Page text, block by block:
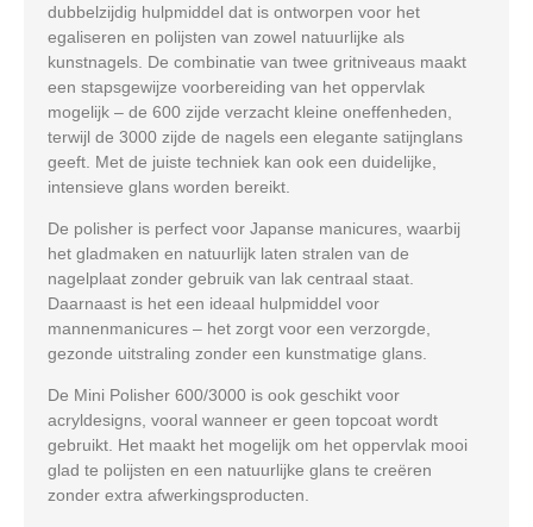
dubbelzijdig hulpmiddel dat is ontworpen voor het
egaliseren en polijsten van zowel natuurlijke als
kunstnagels. De combinatie van twee gritniveaus maakt
een stapsgewijze voorbereiding van het oppervlak
mogelijk – de 600 zijde verzacht kleine oneffenheden,
terwijl de 3000 zijde de nagels een elegante satijnglans
geeft. Met de juiste techniek kan ook een duidelijke,
intensieve glans worden bereikt.
De polisher is perfect voor Japanse manicures, waarbij
het gladmaken en natuurlijk laten stralen van de
nagelplaat zonder gebruik van lak centraal staat.
Daarnaast is het een ideaal hulpmiddel voor
mannenmanicures – het zorgt voor een verzorgde,
gezonde uitstraling zonder een kunstmatige glans.
De Mini Polisher 600/3000 is ook geschikt voor
acryldesigns, vooral wanneer er geen topcoat wordt
gebruikt. Het maakt het mogelijk om het oppervlak mooi
glad te polijsten en een natuurlijke glans te creëren
zonder extra afwerkingsproducten.